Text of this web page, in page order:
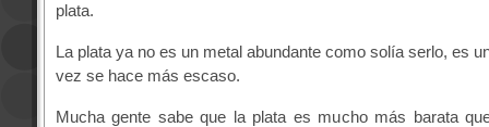
plata.
La plata ya no es un metal abundante como solía serlo, es
vez se hace más escaso.
Mucha gente sabe que la plata es mucho más barata